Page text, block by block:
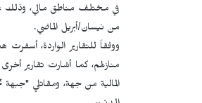
من نيسان/أبريل الماضي.
ووفقاً للتقارير الواردة،
منازلهم، كما أشارت تقارير
المالية من جهة، ومقاتلي "جبهة